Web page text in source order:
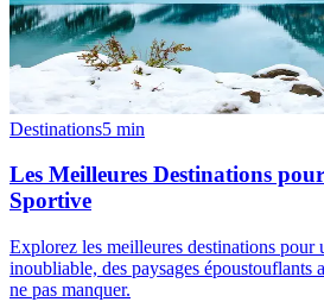
Destinations5 min
Les Meilleures Destinations
Sportive
Explorez les meilleures destinations pour
inoubliable, des paysages époustouflants
ne pas manquer.